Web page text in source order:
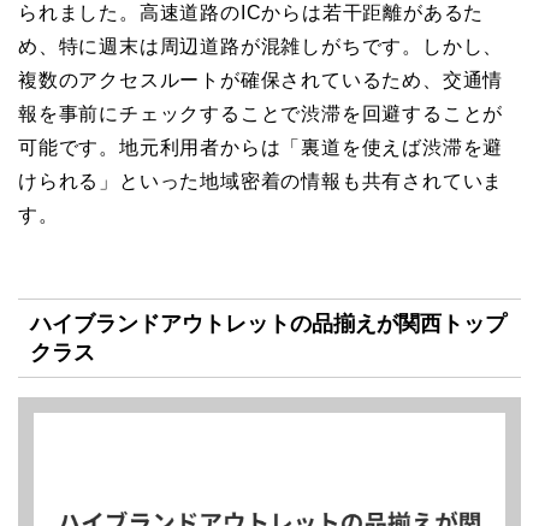
られました。高速道路のICからは若干距離があるた
め、特に週末は周辺道路が混雑しがちです。しかし、
複数のアクセスルートが確保されているため、交通情
報を事前にチェックすることで渋滞を回避することが
可能です。地元利用者からは「裏道を使えば渋滞を避
けられる」といった地域密着の情報も共有されていま
す。
ハイブランドアウトレットの品揃えが関西トップ
クラス